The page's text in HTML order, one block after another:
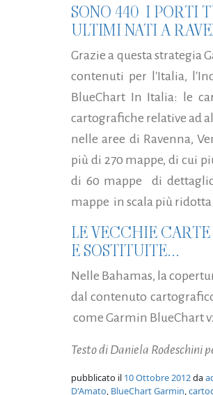
SONO 440 I PORTI
ULTIMI NATI A
Grazie a questa strategia
contenuti per l'Italia,
BlueChart In Italia: le
cartografiche relative ad
nelle aree di Ravenna,
più di 270 mappe, di cui
di 60 mappe di
mappe in scala più
LE VECCHIE
E SOSTITUITE...
Nelle Bahamas, la
dal contenuto
come Garmin BlueChart
Testo di Daniela Rodeschini
pubblicato il 10 Ottobre 2012da
D'Amato, BlueChart Garmin,